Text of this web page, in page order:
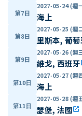
第7日
2027-05-24 (週
海上
第8日
2027-05-25 (週
里斯本, 葡
第9日
2027-05-26 (週
維戈, 西班牙
第10日
2027-05-27 (週
海上
第11日
2027-05-28 (週
瑟堡, 法國open_in_new